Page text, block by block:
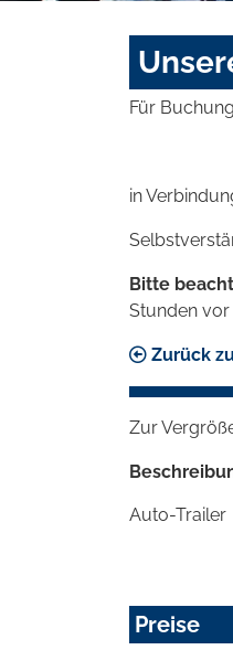
Für
in
Bitte
Stunden
Zurück
Zur
Auto-Trailer
Preise